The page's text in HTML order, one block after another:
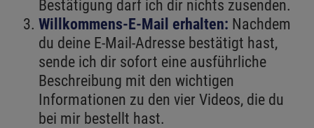
Bestätigung darf ich dir nichts zusenden.
Willkommens-E-Mail erhalten: Nachdem
du deine E-Mail-Adresse bestätigt hast,
sende ich dir sofort eine ausführliche
Beschreibung mit den wichtigen
Informationen zu den vier Videos, die du
bei mir bestellt hast.